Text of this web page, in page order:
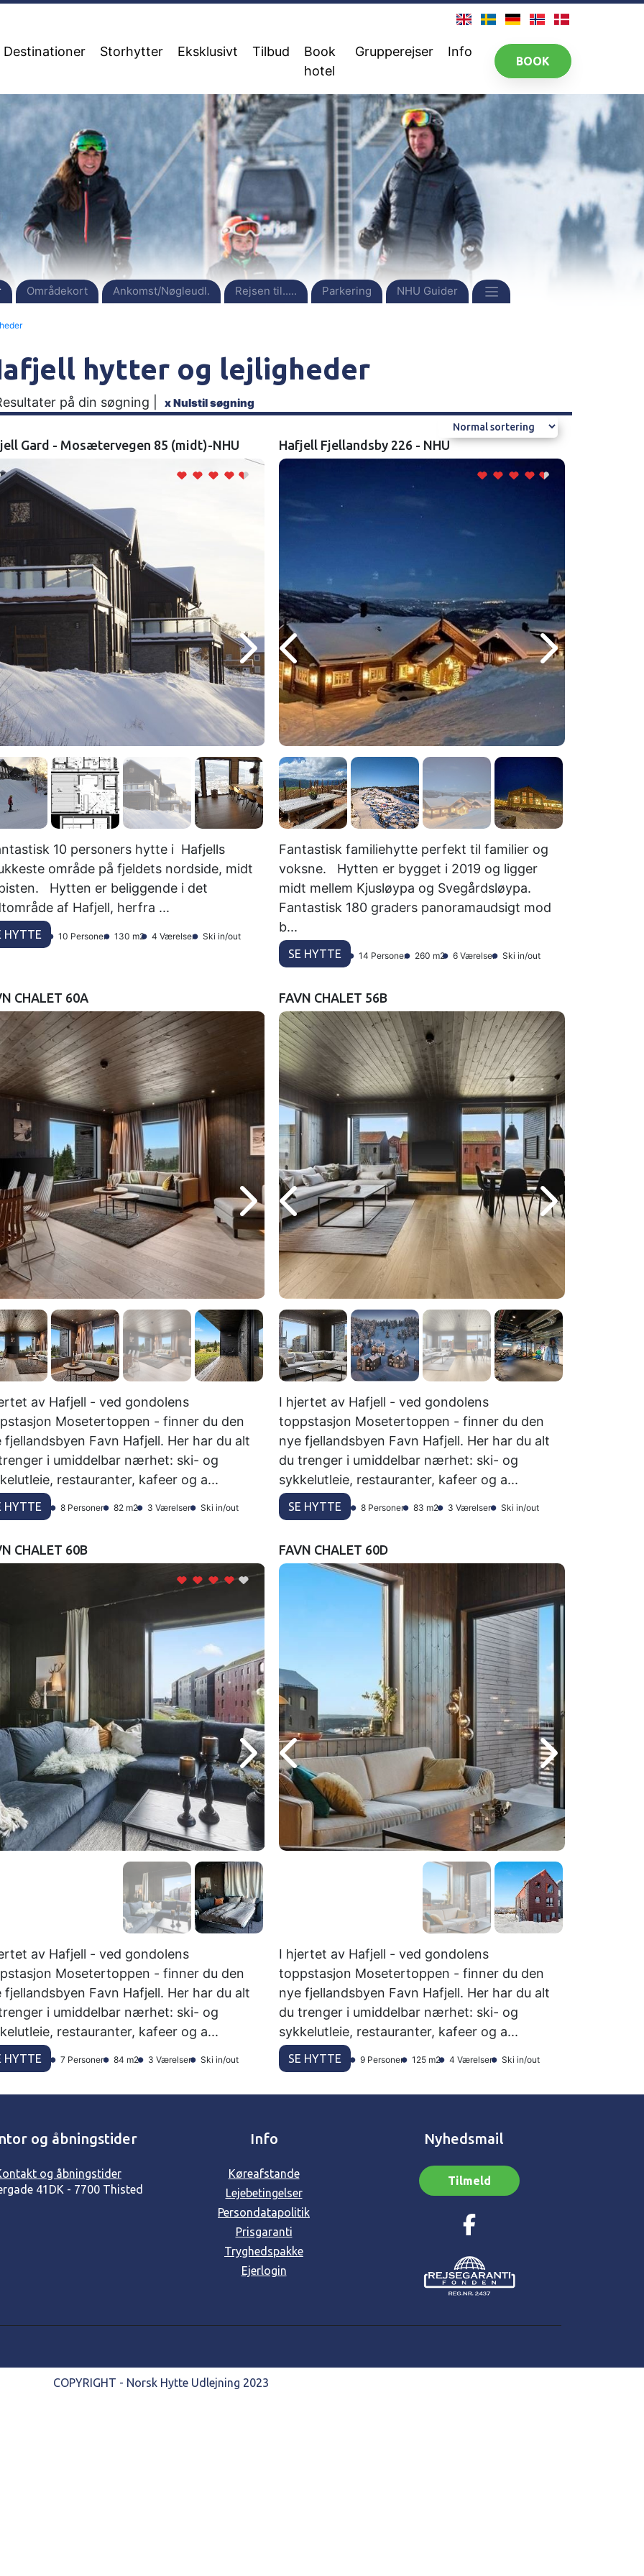
Destinationer Storhytter Eksklusivt Tilbud
Book
hotel
Grupperejser Info
BOOK
Områdekort Ankomst/Nøgleudl. Rejsen til..... Parkering NHU Guider
hytter og lejligheder
på din søgning | xNulstil søgning
Gard - Mosætervegen 85 (midt)-NHU
10 personers hytte i Hafjells
område på fjeldets nordside, midt
Hytten er beliggende i det
af Hafjell, herfra ...
HYTTE 10 Personer 130 m2 4 Værelser Ski in/out
Hafjell Fjellandsby 226 - NHU
Fantastisk familiehytte perfekt til familier og
voksne. Hytten er bygget i 2019 og ligger
midt mellem Kjusløypa og Svegårdsløypa.
Fantastisk 180 graders panoramaudsigt mod
b...
SE HYTTE 14 Personer 260 m2 6 Værelser Ski in/out
CHALET 60A
av Hafjell - ved gondolens
Mosetertoppen - finner du den
fjellandsbyen Favn Hafjell. Her har du alt
i umiddelbar nærhet: ski- og
restauranter, kafeer og a...
HYTTE 8 Personer 82 m2 3 Værelser Ski in/out
FAVN CHALET 56B
I hjertet av Hafjell - ved gondolens
toppstasjon Mosetertoppen - finner du den
nye fjellandsbyen Favn Hafjell. Her har du alt
du trenger i umiddelbar nærhet: ski- og
sykkelutleie, restauranter, kafeer og a...
SE HYTTE 8 Personer 83 m2 3 Værelser Ski in/out
CHALET 60B
av Hafjell - ved gondolens
Mosetertoppen - finner du den
fjellandsbyen Favn Hafjell. Her har du alt
i umiddelbar nærhet: ski- og
restauranter, kafeer og a...
HYTTE 7 Personer 84 m2 3 Værelser Ski in/out
FAVN CHALET 60D
I hjertet av Hafjell - ved gondolens
toppstasjon Mosetertoppen - finner du den
nye fjellandsbyen Favn Hafjell. Her har du alt
du trenger i umiddelbar nærhet: ski- og
sykkelutleie, restauranter, kafeer og a...
SE HYTTE 9 Personer 125 m2 4 Værelser Ski in/out
og åbningstider
og åbningstider
41 DK - 7700 Thisted
Info
Køreafstande
Lejebetingelser
Persondatapolitik
Prisgaranti
Tryghedspakke
Ejerlogin
Nyhedsmail
Tilmeld
COPYRIGHT - Norsk Hytte Udlejning 2023